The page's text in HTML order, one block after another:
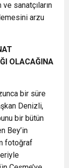
sanatçıların
arzu
OLACAĞINA
bir süre
Denizli,
bir bütün
Bey’in
fotoğraf